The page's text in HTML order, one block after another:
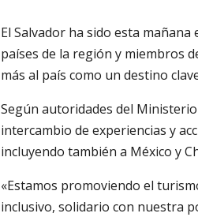
El Salvador ha sido esta
países de la región y miembros
más al país como un destino
Según autoridades del
intercambio de experiencias y
incluyendo también a México y
«Estamos promoviendo el
inclusivo, solidario con nuestra